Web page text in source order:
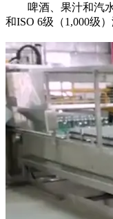
啤酒、果汁和汽水
和ISO 6级（1,000级）